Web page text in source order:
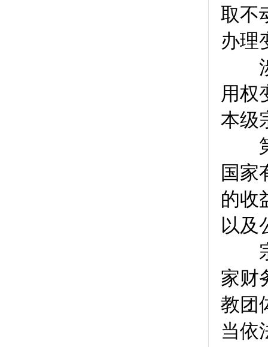
取不
办理
涉
用权
本级
第
国家
的收
以及
宗
家财
教团
当依